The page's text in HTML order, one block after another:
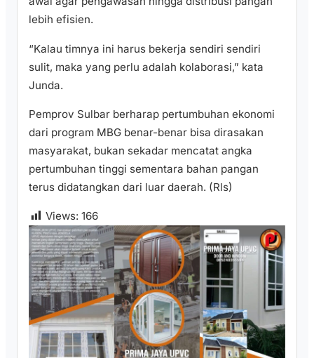
lebih efisien.
“Kalau timnya ini harus bekerja sendiri sendiri
sulit, maka yang perlu adalah kolaborasi,” kata
Junda.
Pemprov Sulbar berharap pertumbuhan ekonomi
dari program MBG benar-benar bisa dirasakan
masyarakat, bukan sekadar mencatat angka
pertumbuhan tinggi sementara bahan pangan
terus didatangkan dari luar daerah. (Rls)
Views: 166